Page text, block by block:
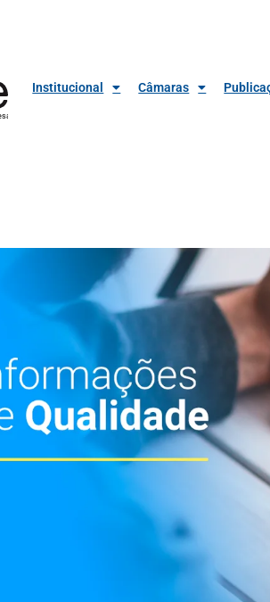
Institucional Câmaras